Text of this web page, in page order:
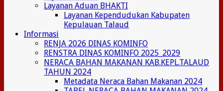
Layanan Aduan BHAKTI
Layanan Kependudukan Kabupaten
Kepulauan Talaud
Informasi
RENJA 2026 DINAS KOMINFO
RENSTRA DINAS KOMINFO 2025_2029
NERACA BAHAN MAKANAN KAB.KEPL.TALAUD
TAHUN 2024
Metadata Neraca Bahan Makanan 2024